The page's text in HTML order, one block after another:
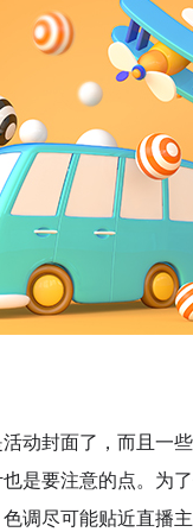
封面了，而且一些
是要注意的点。为
调尽可能贴近直播